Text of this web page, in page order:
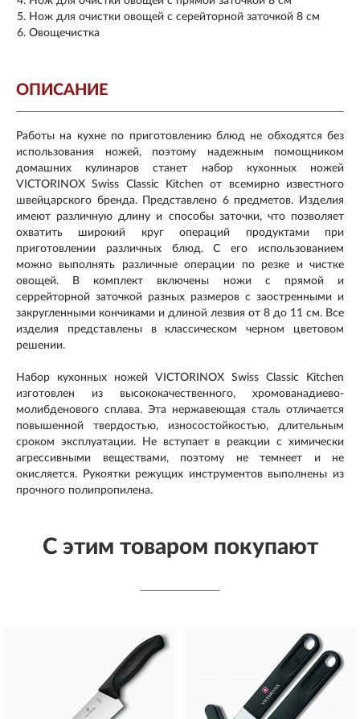
Нож для очистки овощей с серейторной заточкой 8 см
Овощечистка
ОПИСАНИЕ
Работы на кухне по приготовлению блюд не обходятся без
использования ножей, поэтому надежным помощником
домашних кулинаров станет набор кухонных ножей
VICTORINOX Swiss Classic Kitchen от всемирно известного
швейцарского бренда. Представлено 6 предметов. Изделия
имеют различную длину и способы заточки, что позволяет
охватить широкий круг операций продуктами при
приготовлении различных блюд. С его использованием
можно выполнять различные операции по резке и чистке
овощей. В комплект включены ножи с прямой и
серрейторной заточкой разных размеров с заостренными и
закругленными кончиками и длиной лезвия от 8 до 11 см. Все
изделия представлены в классическом черном цветовом
решении.
Набор кухонных ножей VICTORINOX Swiss Classic Kitchen
изготовлен из высококачественного, хромованадиево-
молибденового сплава. Эта нержавеющая сталь отличается
повышенной твердостью, износостойкостью, длительным
сроком эксплуатации. Не вступает в реакции с химически
агрессивными веществами, поэтому не темнеет и не
окисляется. Рукоятки режущих инструментов выполнены из
прочного полипропилена.
С этим товаром покупают